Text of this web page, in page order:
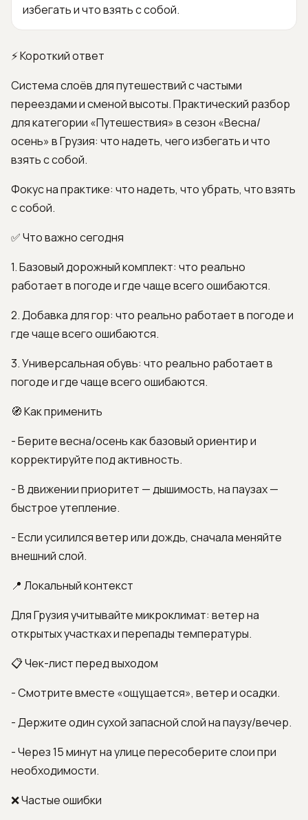
избегать и что взять с собой.
⚡ Короткий ответ
Система слоёв для путешествий с частыми
переездами и сменой высоты. Практический разбор
для категории «Путешествия» в сезон «Весна/
осень» в Грузия: что надеть, чего избегать и что
взять с собой.
Фокус на практике: что надеть, что убрать, что взять
с собой.
✅ Что важно сегодня
1. Базовый дорожный комплект: что реально
работает в погоде и где чаще всего ошибаются.
2. Добавка для гор: что реально работает в погоде и
где чаще всего ошибаются.
3. Универсальная обувь: что реально работает в
погоде и где чаще всего ошибаются.
🧭 Как применить
- Берите весна/осень как базовый ориентир и
корректируйте под активность.
- В движении приоритет — дышимость, на паузах —
быстрое утепление.
- Если усилился ветер или дождь, сначала меняйте
внешний слой.
📍 Локальный контекст
Для Грузия учитывайте микроклимат: ветер на
открытых участках и перепады температуры.
📋 Чек-лист перед выходом
- Смотрите вместе «ощущается», ветер и осадки.
- Держите один сухой запасной слой на паузу/вечер.
- Через 15 минут на улице пересоберите слои при
необходимости.
❌ Частые ошибки